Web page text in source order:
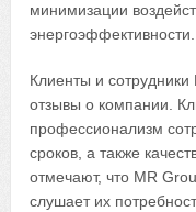
минимизации
энергоэффективности.
Клиенты и
отзывы о компании.
профессионализм
сроков, а также
отмечают, что MR
слушает их